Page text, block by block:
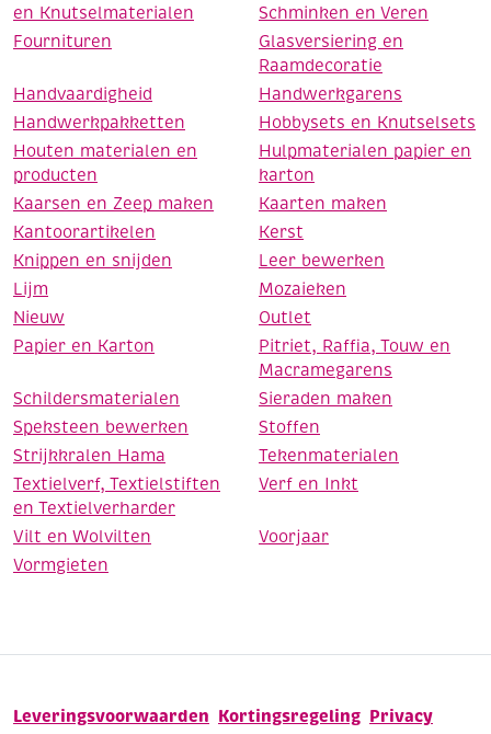
en Knutselmaterialen
Schminken en Veren
Fournituren
Glasversiering en
Raamdecoratie
Handvaardigheid
Handwerkgarens
Handwerkpakketten
Hobbysets en Knutselsets
Houten materialen en
producten
Hulpmaterialen papier en
karton
Kaarsen en Zeep maken
Kaarten maken
Kantoorartikelen
Kerst
Knippen en snijden
Leer bewerken
Lijm
Mozaieken
Nieuw
Outlet
Papier en Karton
Pitriet, Raffia, Touw en
Macramegarens
Schildersmaterialen
Sieraden maken
Speksteen bewerken
Stoffen
Strijkkralen Hama
Tekenmaterialen
Textielverf, Textielstiften
en Textielverharder
Verf en Inkt
Vilt en Wolvilten
Voorjaar
Vormgieten
Leveringsvoorwaarden Kortingsregeling Privacy